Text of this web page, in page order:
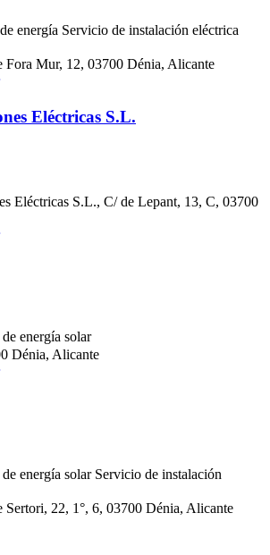
energía Servicio de instalación eléctrica
Mur, 12, 03700 Dénia, Alicante
Eléctricas S.L.
Eléctricas S.L., C/ de Lepant, 13, C, 03700
energía solar
Dénia, Alicante
energía solar Servicio de instalación
Sertori, 22, 1°, 6, 03700 Dénia, Alicante